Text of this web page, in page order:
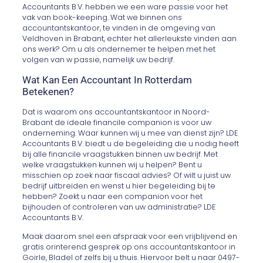
Accountants B.V. hebben we een ware passie voor het
vak van book-keeping. Wat we binnen ons
accountantskantoor, te vinden in de omgeving van
Veldhoven in Brabant, echter het allerleukste vinden aan
ons werk? Om u als ondernemer te helpen met het
volgen van w passie, namelijk uw bedrijf.
Wat Kan Een Accountant In Rotterdam
Betekenen?
Dat is waarom ons accountantskantoor in Noord-
Brabant de ideale financile companion is voor uw
onderneming. Waar kunnen wij u mee van dienst zijn? LDE
Accountants B.V. biedt u de begeleiding die u nodig heeft
bij alle financile vraagstukken binnen uw bedrijf. Met
welke vraagstukken kunnen wij u helpen? Bent u
misschien op zoek naar fiscaal advies? Of wilt u juist uw
bedrijf uitbreiden en wenst u hier begeleiding bij te
hebben? Zoekt u naar een companion voor het
bijhouden of controleren van uw administratie? LDE
Accountants B.V.
Maak daarom snel een afspraak voor een vrijblijvend en
gratis orinterend gesprek op ons accountantskantoor in
Goirle, Bladel of zelfs bij u thuis. Hiervoor belt u naar 0497-